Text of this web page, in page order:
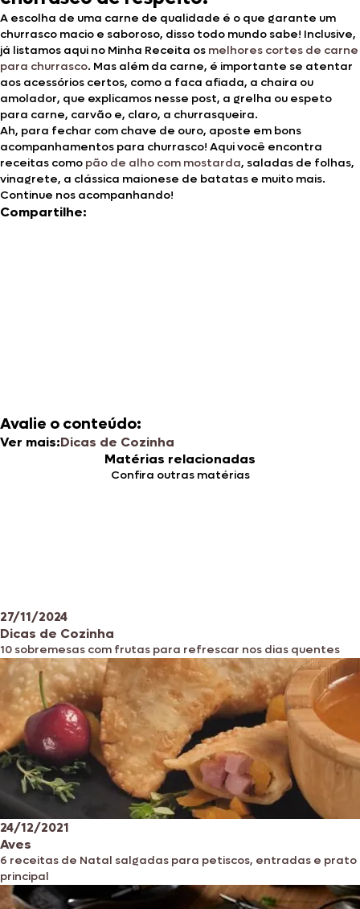
A escolha de uma carne de qualidade é o que garante um
churrasco macio e saboroso, disso todo mundo sabe! Inclusive,
já listamos aqui no Minha Receita os melhores cortes de carne
para churrasco. Mas além da carne, é importante se atentar
aos acessórios certos, como a faca afiada, a chaira ou
amolador, que explicamos nesse post, a grelha ou espeto
para carne, carvão e, claro, a churrasqueira.
Ah, para fechar com chave de ouro, aposte em bons
acompanhamentos para churrasco! Aqui você encontra
receitas como pão de alho com mostarda, saladas de folhas,
vinagrete, a clássica maionese de batatas e muito mais.
Continue nos acompanhando!
Compartilhe:
Avalie o conteúdo:
Ver mais:Dicas de Cozinha
Matérias relacionadas
Confira outras matérias
27/11/2024
Dicas de Cozinha
10 sobremesas com frutas para refrescar nos dias quentes
24/12/2021
Aves
6 receitas de Natal salgadas para petiscos, entradas e prato
principal